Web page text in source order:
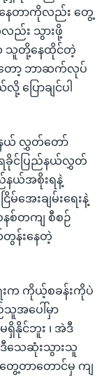
နေတာကိုလည်း တွေ့
ည်း သွားဖို့
သူတို့နေထိုင်တဲ့
တော့ ဘာဆက်လုပ်
ောချင်ပါ
နယ် လွှတ်တော်
ခိုင်ပြည်နယ်လွှတ်
ယ်အစိုးရနဲ့
အေးချမ်းရေးနဲ့
နစ်တကျ စီစဉ်
န်းနေတဲ့
းက ကိုယ့်စခန်းကိုပဲ
အပေါ်မှာ
ရှိနိုင်ဘူး ၊ အဲဒီ
သေဆုံးသွားသူ
ေ့တာတောင်မှ ကျ